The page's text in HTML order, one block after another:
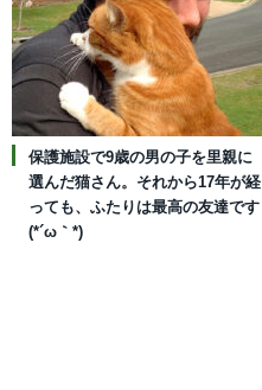
保護施設で9歳の男の子を里親に
選んだ猫さん。それから17年が経
っても、ふたりは最高の友達です
(*´ω｀*)